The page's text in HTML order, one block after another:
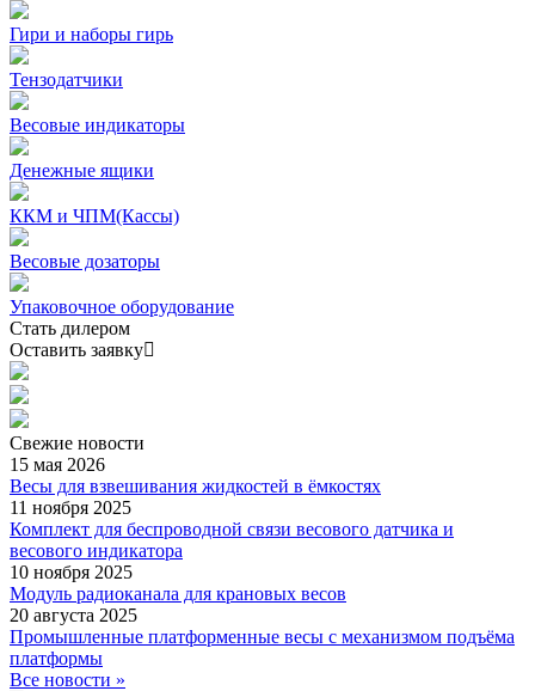
Гири и наборы гирь
Тензодатчики
Весовые индикаторы
Денежные ящики
ККМ и ЧПМ(Кассы)
Весовые дозаторы
Упаковочное оборудование
Стать дилером
Оставить заявку
Свежие новости
15 мая 2026
Весы для взвешивания жидкостей в ёмкостях
11 ноября 2025
Комплект для беспроводной связи весового датчика и
весового индикатора
10 ноября 2025
Модуль радиоканала для крановых весов
20 августа 2025
Промышленные платформенные весы с механизмом подъёма
платформы
Все новости »